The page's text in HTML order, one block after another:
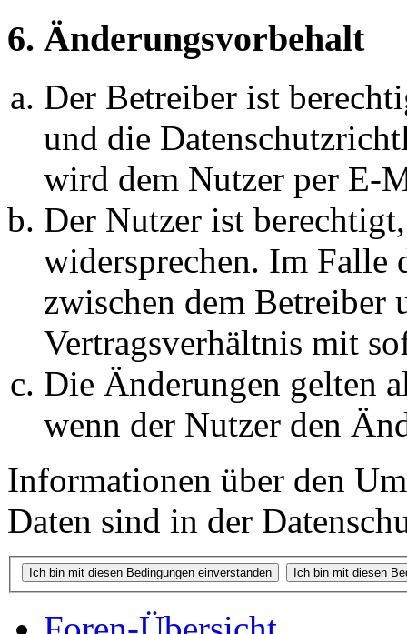
6. Änderungsvorbehalt
Der Betreiber ist
und die
wird dem Nutzer per E-
Der Nutzer ist
widersprechen. Im Falle
zwischen dem Betreiber
Vertragsverhältnis mit
Die Änderungen gelten
wenn der Nutzer den
Informationen über den
Daten sind in der